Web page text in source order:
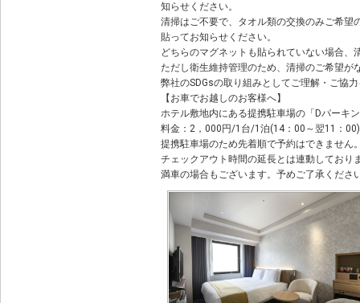
知らせください。
清掃はご不要で、タオル類の交換のみご希
貼ってお知らせください。
どちらのマグネットも貼られていない場合
ただし衛生維持管理のため、清掃のご希望
弊社のSDGsの取り組みとしてご理解・ご協
【お車でお越しのお客様へ】
ホテル敷地内にある提携駐車場の「Dパーキ
料金：2，000円/1台/1泊(14：00～翌11：00)
提携駐車場のため先着順で予約はできません
チェックアウト時間の延長とは連動しており
満車の場合もございます。予めご了承くださ